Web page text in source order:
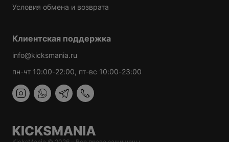
Условия обмена и возврата
Клиентская поддержка
info@kicksmania.ru
пн-чт 10:00-22:00, пт-вс 10:00-23:00